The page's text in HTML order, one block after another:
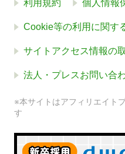
利用規約 個人情報
Cookie等の利用に関す
サイトアクセス情報の
法人・プレスお問い合
※本サイトはアフィリエイト
す